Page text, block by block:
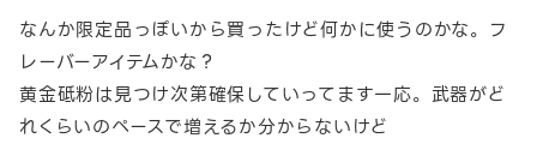
なんか限定品っぽいから買ったけど何かに使うのかな。フ
レーバーアイテムかな？
黄金砥粉は見つけ次第確保していってます一応。武器がど
れくらいのペースで増えるか分からないけど